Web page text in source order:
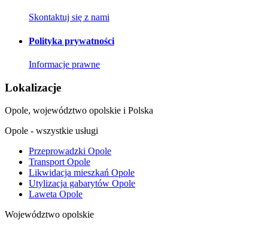
Skontaktuj się z nami
Polityka prywatności
Informacje prawne
Lokalizacje
Opole, województwo opolskie i Polska
Opole - wszystkie usługi
Przeprowadzki Opole
Transport Opole
Likwidacja mieszkań Opole
Utylizacja gabarytów Opole
Laweta Opole
Województwo opolskie